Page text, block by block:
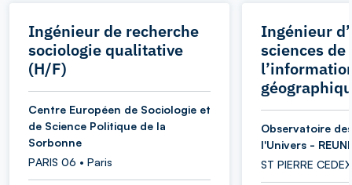
Ingénieur de recherche
sociologie qualitative
(H/F)
Centre Européen de Sociologie et
de Science Politique de la
Sorbonne
PARIS 06 • Paris
Ingénieur
sciences de
Observatoire
l'Univers -
ST PIERRE